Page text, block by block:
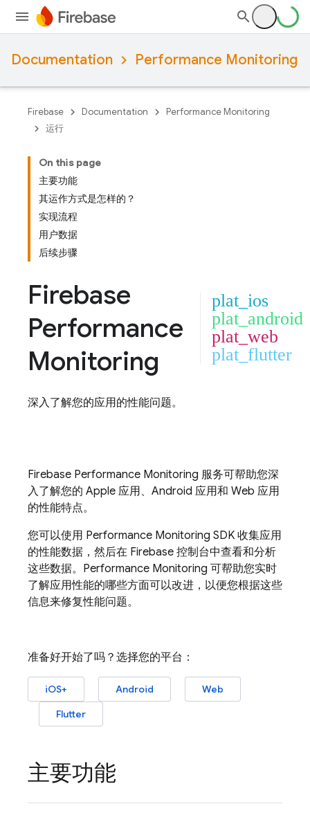
Documentation Performance Monitoring
Firebase Documentation
Performance Monitoring
运行
On this page
主要功能
其运作方式是怎样的？
实现流程
用户数据
后续步骤
Firebase
Performance
Monitoring
plat_ios
plat_android
plat_web
plat_flutter
深入了解您的应用的性能问题。
Firebase Performance Monitoring 服务可帮助您深
入了解您的 Apple 应用、Android 应用和 Web 应用
的性能特点。
您可以使用 Performance Monitoring SDK 收集应用
的性能数据，然后在 Firebase 控制台中查看和分析
这些数据。 Performance Monitoring 可帮助您实时
了解应用性能的哪些方面可以改进，以便您根据这些
信息来修复性能问题。
准备好开始了吗？选择您的平台：
iOS+ Android
Web
Flutter
主要功能